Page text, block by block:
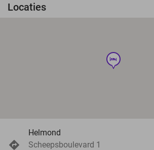
Locaties
hotel
Helmond
Scheepsboulevard 1